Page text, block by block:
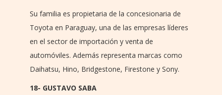
Su familia es propietaria de la concesionaria de
Toyota en Paraguay, una de las empresas líderes
en el sector de importación y venta de
automóviles. Además representa marcas como
Daihatsu, Hino, Bridgestone, Firestone y Sony.
18- GUSTAVO SABA